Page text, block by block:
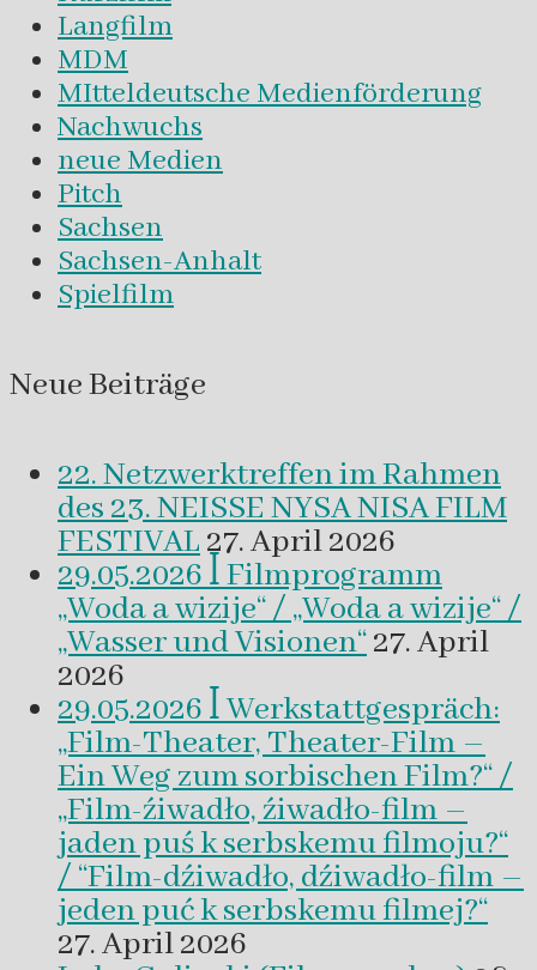
Langfilm
MDM
MItteldeutsche Medienförderung
Nachwuchs
neue Medien
Pitch
Sachsen
Sachsen-Anhalt
Spielfilm
Neue Beiträge
22. Netzwerktreffen im Rahmen
des 23. NEISSE NYSA NISA FILM
FESTIVAL27. April 2026
29.05.2026 ꟾ Filmprogramm
„Woda a wizije“ / „Woda a wizije“ /
„Wasser und Visionen“27. April
2026
29.05.2026 ꟾ Werkstattgespräch:
„Film-Theater, Theater-Film –
Ein Weg zum sorbischen Film?“ /
„Film-źiwadło, źiwadło-film –
jaden puś k serbskemu filmoju?“
/ “Film-dźiwadło, dźiwadło-film –
jeden puć k serbskemu filmej?“
27. April 2026